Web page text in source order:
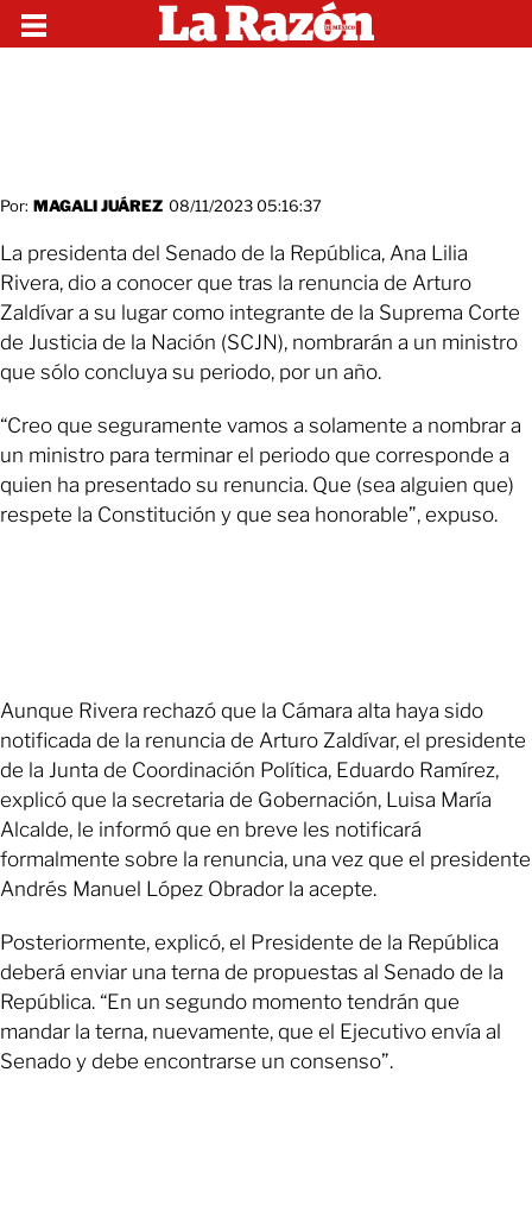
Por: MAGALI JUÁREZ 08/11/2023 05:16:37
La presidenta del Senado de la República, Ana Lilia
Rivera, dio a conocer que tras la renuncia de Arturo
Zaldívar a su lugar como integrante de la Suprema Corte
de Justicia de la Nación (SCJN), nombrarán a un ministro
que sólo concluya su periodo, por un año.
“Creo que seguramente vamos a solamente a nombrar a
un ministro para terminar el periodo que corresponde a
quien ha presentado su renuncia. Que (sea alguien que)
respete la Constitución y que sea honorable”, expuso.
Aunque Rivera rechazó que la Cámara alta haya sido
notificada de la renuncia de Arturo Zaldívar, el presidente
de la Junta de Coordinación Política, Eduardo Ramírez,
explicó que la secretaria de Gobernación, Luisa María
Alcalde, le informó que en breve les notificará
formalmente sobre la renuncia, una vez que el presidente
Andrés Manuel López Obrador la acepte.
Posteriormente, explicó, el Presidente de la República
deberá enviar una terna de propuestas al Senado de la
República. “En un segundo momento tendrán que
mandar la terna, nuevamente, que el Ejecutivo envía al
Senado y debe encontrarse un consenso”.